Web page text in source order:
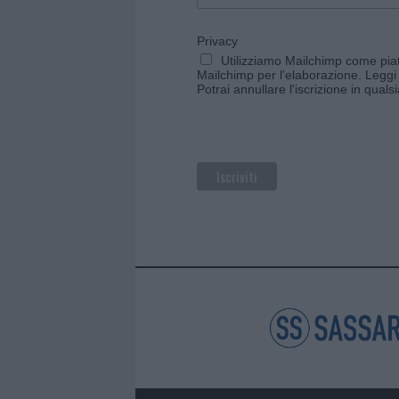
Privacy
Utilizziamo Mailchimp come
Mailchimp per l'elaborazione.
Potrai annullare l'iscrizione in